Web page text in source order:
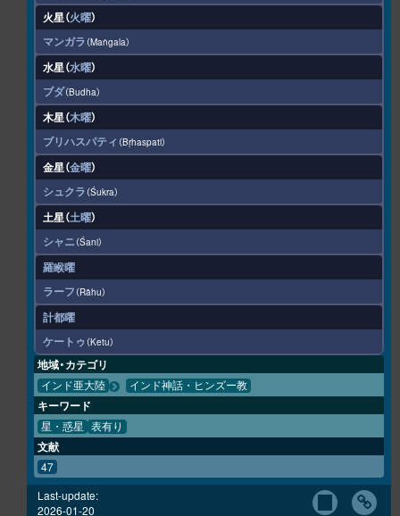
火星（火曜）
マンガラ Maṅgala
水星（水曜）
ブダ Budha
木星（木曜）
ブリハスパティ Bṛhaspati
金星（金曜）
シュクラ Śukra
土星（土曜）
シャニ Śani
羅睺曜
ラーフ Rāhu
計都曜
ケートゥ Ketu
地域・カテゴリ
インド亜大陸 インド神話・ヒンズー教
キーワード
星・惑星 表有り
文献
47
Last-update:
2026-01-20